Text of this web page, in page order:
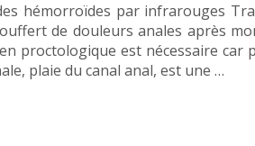
hémorroïdes par infrarouges
de douleurs anales après
proctologique est nécessaire car
plaie du canal anal, est une …